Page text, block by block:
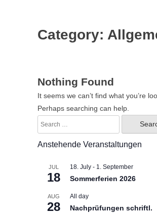
Category:
Nothing Found
It seems we can’t find what you’re
Perhaps searching can help.
Search
for:
Anstehende Veranstaltungen
JUL
18
18. July - 1. September
Sommerferien 2026
AUG
28
All day
Nachprüfungen schriftl.